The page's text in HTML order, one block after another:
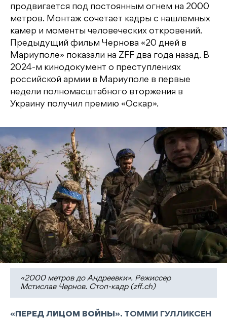
продвигается под постоянным огнем на 2000
метров. Монтаж сочетает кадры с нашлемных
камер и моменты человеческих откровений.
Предыдущий фильм Чернова «20 дней в
Мариуполе» показали на ZFF два года назад. В
2024-м кинодокумент о преступлениях
российской армии в Мариуполе в первые
недели полномасштабного вторжения в
Украину получил премию «Оскар».
«2000 метров до Андреевки». Режиссер
Мстислав Чернов. Стоп-кадр (zff.ch)
«ПЕРЕД ЛИЦОМ ВОЙНЫ». ТОММИ ГУЛЛИКСЕН